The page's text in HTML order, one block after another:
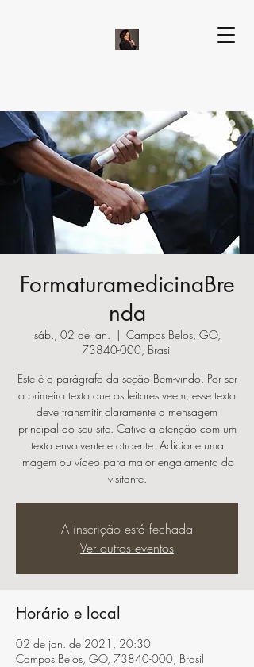
FormaturamedicinaBre
nda
sáb., 02 de jan.
  |
Campos Belos, GO,
73840-000, Brasil
Este é o parágrafo da seção Bem-vindo. Por ser
o primeiro texto que os leitores veem, esse texto
deve transmitir claramente a mensagem
principal do seu site. Cative a atenção com um
texto envolvente e atraente. Adicione uma
imagem ou vídeo para maior engajamento do
visitante.
A inscrição está fechada
Ver outros eventos
Horário e local
02 de jan. de 2021, 20:30
Campos Belos, GO, 73840-000, Brasil